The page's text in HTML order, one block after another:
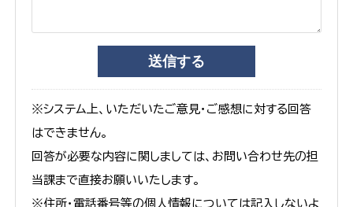
※システム上、いただいたご意見・ご感想に対する回答
はできません。
回答が必要な内容に関しましては、お問い合わせ先の担
当課まで直接お願いいたします。
※住所・電話番号等の個人情報については記入しないよ